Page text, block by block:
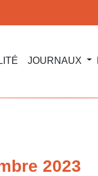
JOURNAUX
2023